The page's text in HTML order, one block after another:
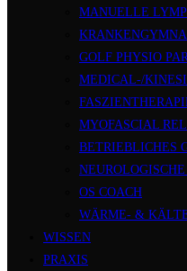
MANUELLE
GOLF PHYSIO
MEDICAL-/
MYOFASCIAL
BETRIEBLICHES
OS COACH
WÄRME- &
WISSEN
PRAXIS